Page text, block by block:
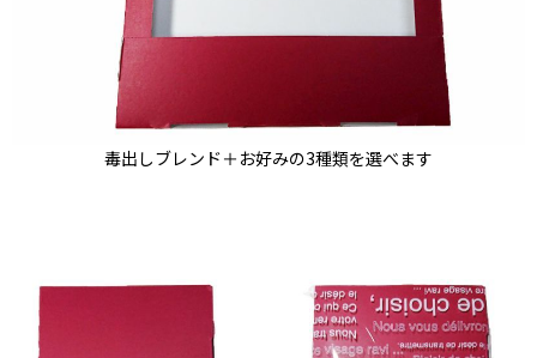
毒出しブレンド＋お好みの3種類を選べます